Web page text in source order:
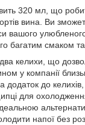
320 мл, що
вина. Ви
вашого
багатим смаком
келихи, що
у компанії
додаток до
для
напої без